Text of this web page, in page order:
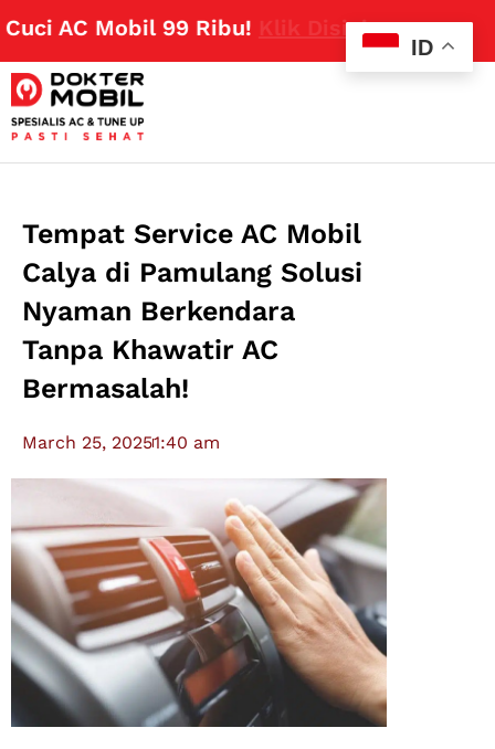
AC Mobil 99 Ribu!Klik Disini
Tempat Service AC Mobil
Calya di Pamulang Solusi
Nyaman Berkendara
Tanpa Khawatir AC
Bermasalah!
March 25, 20251:40 am
ID